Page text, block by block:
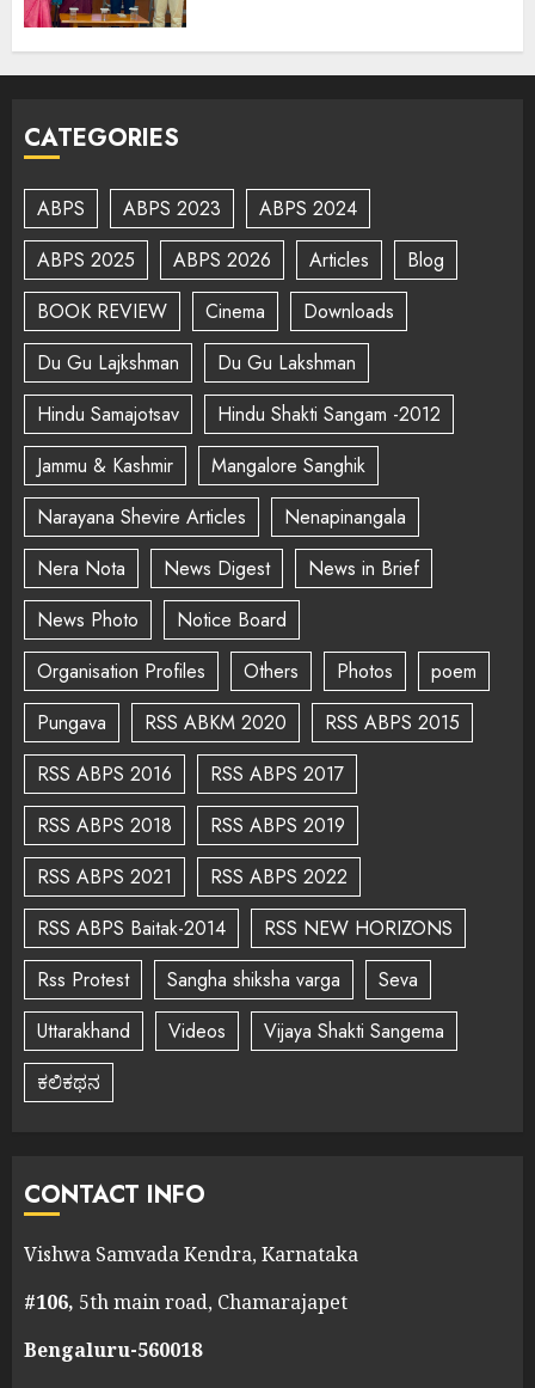
CATEGORIES
ABPS ABPS 2023
ABPS 2024
ABPS 2025
ABPS 2026 Articles
Blog
BOOK REVIEW
Cinema
Downloads
Du Gu Lajkshman
Du Gu Lakshman
Hindu Samajotsav
Hindu Shakti Sangam -2012
Jammu & Kashmir
Mangalore Sanghik
Narayana Shevire Articles
Nenapinangala
Nera Nota
News Digest
News in Brief
News Photo
Notice Board
Organisation Profiles
Others Photos
poem
Pungava
RSS ABKM 2020
RSS ABPS 2015
RSS ABPS 2016
RSS ABPS 2017
RSS ABPS 2018
RSS ABPS 2019
RSS ABPS 2021
RSS ABPS 2022
RSS ABPS Baitak-2014
RSS NEW HORIZONS
Rss Protest
Sangha shiksha varga
Seva
Uttarakhand
Videos
Vijaya Shakti Sangema
ಕಲಿಕಥನ
CONTACT INFO
Vishwa Samvada Kendra, Karnataka
#106, 5th main road, Chamarajapet
Bengaluru-560018